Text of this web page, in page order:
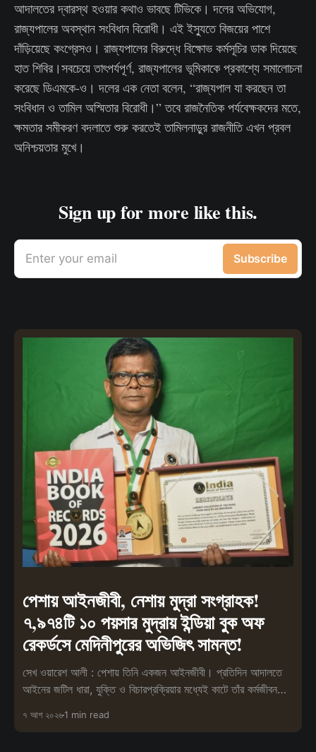
আদালতের দ্বারস্থ হওয়ার কথাও ভাবছে টিভিকে। দলের অভিযোগ,
রাজ্যপালের অবস্থান সংবিধান বিরোধী। এই ইস্যুতে বিজয়ের পাশে
দাঁড়িয়েছে কংগ্রেসও। রাজ্যপালের বিরুদ্ধে বিক্ষোভ কর্মসূচির ডাক দিয়েছে
হাত শিবির।সবচেয়ে তাৎপর্যপূর্ণ, রাজ্যপালের ভূমিকাকে প্রকাশ্যে সমালোচনা
করেছে ডিএমকে-ও। দলের এক নেতা বলেন, “রাজ্যপাল যা করছেন তা
সংবিধান ও তামিল অস্মিতার বিরোধী।” তবে রাজনৈতিক পর্যবেক্ষকদের মতে,
ক্ষমতার সমীকরণ বদলাতে শুরু করতেই তামিলনাড়ুর রাজনীতি এখন প্রবল
অনিশ্চয়তার মুখে।
Sign up for more like this.
Enter your email Subscribe
পেশায় আইনজীবী, নেশায় মুদ্রা সংগ্রাহক!
৭,৯৭৪টি ১০ পয়সার মুদ্রায় ইন্ডিয়া বুক অফ
রেকর্ডসে মেদিনীপুরের অভিজিৎ সামন্ত!
সেখ ওয়ারেশ আলী : পেশায় তিনি একজন আইনজীবী। প্রতিদিন আদালতে
আইনের জটিল ধারা, যুক্তি ও বিচারপ্রক্রিয়ার মধ্যেই কাটে তাঁর কর্মজীবন।
৭ আগ ২০২৬1 min read